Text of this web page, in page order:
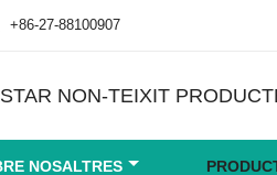
+86-27-88100907
NON-TEIXIT
NOSALTRES